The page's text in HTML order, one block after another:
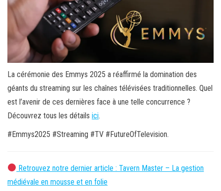
La cérémonie des Emmys 2025 a réaffirmé la domination des
géants du streaming sur les chaînes télévisées traditionnelles. Quel
est l’avenir de ces dernières face à une telle concurrence ?
Découvrez tous les détails ici.
#Emmys2025 #Streaming #TV #FutureOfTelevision.
Retrouvez notre dernier article : Tavern Master – La gestion
médiévale en mousse et en folie